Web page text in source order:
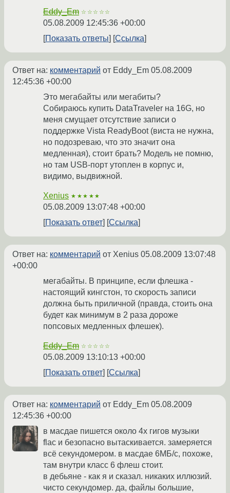
Eddy_Em ☆☆☆☆☆
05.08.2009 12:45:36 +00:00
Показать ответы
Ссылка
Ответ на: комментарий от Eddy_Em 05.08.2009
12:45:36 +00:00
Это мегабайты или мегабиты?
Собираюсь купить DataTraveler на 16G, но
меня смущает отсутствие записи о
поддержке Vista ReadyBoot (виста не нужна,
но подозреваю, что это значит она
медленная), стоит брать? Модель не помню,
но там USB-порт утоплен в корпус и,
видимо, выдвижной.
Xenius ★★★★★
05.08.2009 13:07:48 +00:00
Показать ответ
Ссылка
Ответ на: комментарий от Xenius 05.08.2009 13:07:48
+00:00
мегабайты. В принципе, если флешка -
настоящий кингстон, то скорость записи
должна быть приличной (правда, стоить она
будет как минимум в 2 раза дороже
попсовых медленных флешек).
Eddy_Em ☆☆☆☆☆
05.08.2009 13:10:13 +00:00
Показать ответ
Ссылка
Ответ на: комментарий от Eddy_Em 05.08.2009
12:45:36 +00:00
в масдае пишется около 4х гигов музыки
flac и безопасно вытаскивается. замеряется
всё секундомером. в масдае 6МБ/с, похоже,
там внутри класс 6 флеш стоит.
в дебьяне - как я и сказал. никаких иллюзий.
чисто секундомер. да, файлы большие,